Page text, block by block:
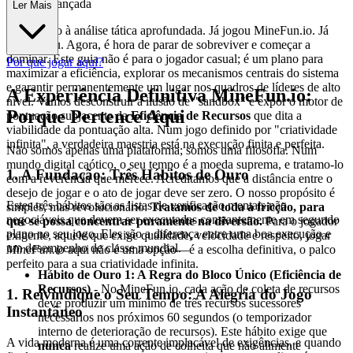
ratégia Avançada
Bem-vindo à análise tática aprofundada. Já jogou MineFun.io. Já
sobreviveu. Agora, é hora de parar de sobreviver e começar a
dominar. Este guia não é para o jogador casual; é um plano para
maximizar a eficiência, explorar os mecanismos centrais do sistema
e garantir permanentemente um lugar nos quadros de líderes de alto
nível. Vamos desconstruir a ilusão de "sandbox" e expor o motor de
pontuação subjacente daEficiência de Recursos que dita a
viabilidade da pontuação alta. Num jogo definido por "criatividade
infinita", a verdadeira maestria está na execução finita e perfeita.
1. A Fundação: Três Hábitos de Ouro
Estes três hábitos são as listas de verificação mentais não
negociáveis que devem ser executadas constantemente em segundo
plano no seu jogo. Eles são a diferença entre uma boa execução e
um desempenho de classe mundial.
Hábito de Ouro 1: A Regra do Bloco Único (Eficiência de
Recursos) - No MineFun.io, cada ação de coleta de recursos
deve produzir um mínimo de três recursos sucessores
necessários nos próximos 60 segundos (o temporizador
interno de deterioração de recursos). Este hábito exige que
nuncarealize uma ação de colheita que não alimente
Ler Mais
Por que jogar aqui?
A Experiência Definitiva MineFun.io:
Porque Pertence Aqui
Não somos apenas uma plataforma; somos uma filosofia. Num
mundo digital caótico, o seu tempo é a moeda suprema, e tratamo-lo
com a reverência que merece. Acreditamos que a distância entre o
desejo de jogar e o ato de jogar deve ser zero. O nosso propósito é
simples, mas revolucionário:Tratamos de toda a fricção, para
que se possa concentrar puramente na diversão.Para o jogador
exigente, aquele que exige qualidade, velocidade e respeito, jogar
MineFun.ioaqui não é uma opção—é a escolha definitiva, o palco
perfeito para a sua criatividade infinita.
1. Reivindique o Seu Tempo: A Alegria do Jogo
Instantâneo
A vida moderna é uma corrente implacável de exigências, e quando